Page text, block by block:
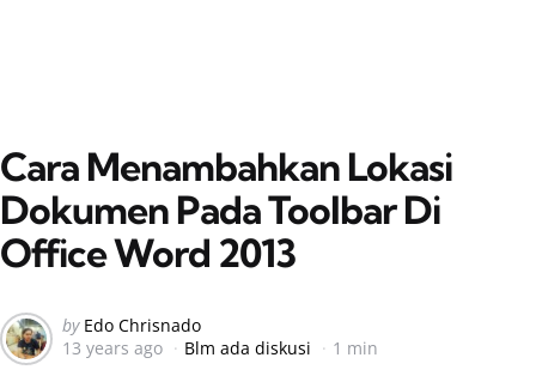
Cara Menambahkan Lokasi
Dokumen Pada Toolbar Di
Office Word 2013
Posted
by
by Edo Chrisnado
13 years ago
Blm ada diskusi 1 min